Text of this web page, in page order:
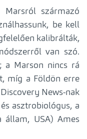
Marsról származó
be kell
kalibrálták,
van szó.
a Marson nincs rá
míg a Földön erre
News-nak
asztrobiológus, a
állam, USA) Ames